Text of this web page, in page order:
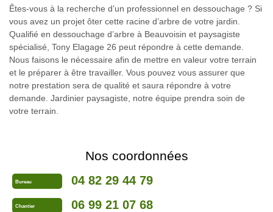
Êtes-vous à la recherche d’un professionnel en dessouchage ? Si
vous avez un projet ôter cette racine d’arbre de votre jardin.
Qualifié en dessouchage d’arbre à Beauvoisin et paysagiste
spécialisé, Tony Elagage 26 peut répondre à cette demande.
Nous faisons le nécessaire afin de mettre en valeur votre terrain
et le préparer à être travailler. Vous pouvez vous assurer que
notre prestation sera de qualité et saura répondre à votre
demande. Jardinier paysagiste, notre équipe prendra soin de
votre terrain.
Nos coordonnées
Bureau 04 82 29 44 79
Chantier 06 99 21 07 68